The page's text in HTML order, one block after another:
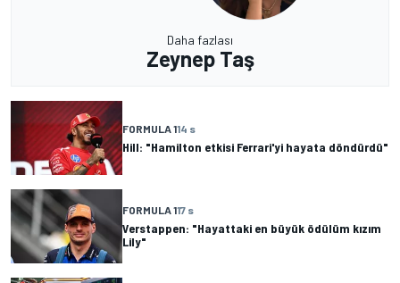
Daha fazlası
Zeynep Taş
FORMULA 114 s
Hill: "Hamilton etkisi Ferrari'yi hayata döndürdü"
FORMULA 117 s
Verstappen: "Hayattaki en büyük ödülüm kızım
Lily"